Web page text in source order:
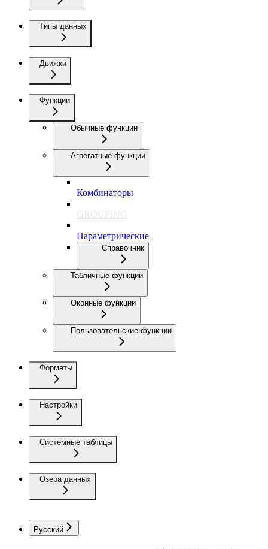
Типы данных
Движки
Функции
Обычные функции
Агрегатные функции
Комбинаторы
GROUPING
Параметрические
Справочник
Табличные функции
Оконные функции
Пользовательские функции
Форматы
Настройки
Системные таблицы
Озера данных
Русский